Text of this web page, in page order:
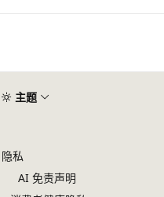
主题
隐私
AI 免责声明